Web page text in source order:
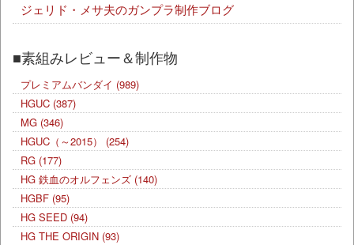
ジェリド・メサ夫のガンプラ制作ブログ
■素組みレビュー＆制作物
プレミアムバンダイ (989)
HGUC (387)
MG (346)
HGUC（～2015）
(254)
RG (177)
HG 鉄血のオルフェンズ (140)
HGBF (95)
HG SEED (94)
HG THE ORIGIN (93)